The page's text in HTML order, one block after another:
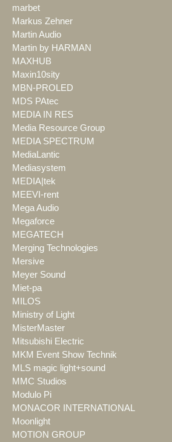
marbet
Markus Zehner
Martin Audio
Martin by HARMAN
MAXHUB
Maxin10sity
MBN-PROLED
MDS PAtec
MEDIA IN RES
Media Resource Group
MEDIA SPECTRUM
MediaLantic
Mediasystem
MEDIA|tek
MEEVI-rent
Mega Audio
Megaforce
MEGATECH
Merging Technologies
Mersive
Meyer Sound
Miet-pa
MILOS
Ministry of Light
MisterMaster
Mitsubishi Electric
MKM Event Show Technik
MLS magic light+sound
MMC Studios
Modulo Pi
MONACOR INTERNATIONAL
Moonlight
MOTION GROUP